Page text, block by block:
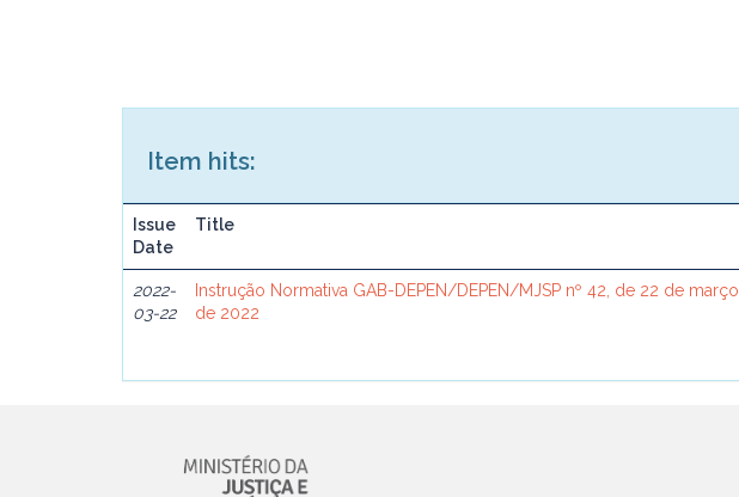
Item hits:
Issue
Date
Title
2022-
03-22
Instrução Normativa GAB-DEPEN/DEPEN/MJSP nº 42, de 22 de março
de 2022